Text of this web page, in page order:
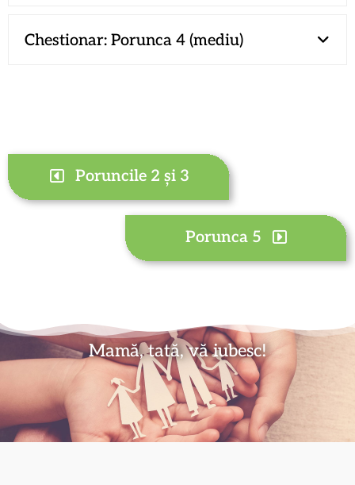
Chestionar: Porunca 4 (mediu)
Poruncile 2 și 3
Porunca 5
Mamă, tată, vă iubesc!